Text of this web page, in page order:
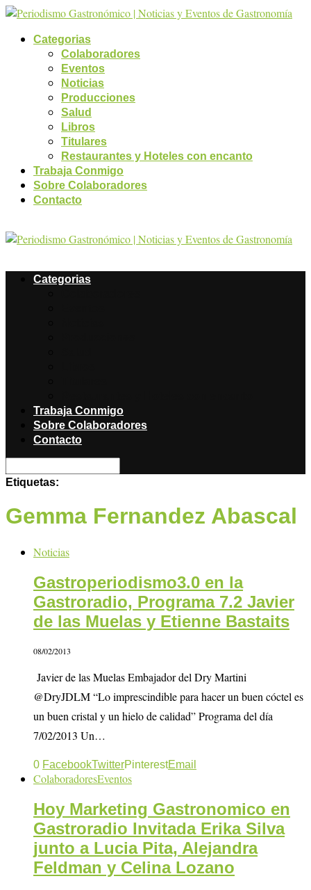
Categorias
Colaboradores
Eventos
Noticias
Producciones
Salud
Libros
Titulares
Restaurantes y Hoteles con encanto
Trabaja Conmigo
Sobre Colaboradores
Contacto
Categorias
Trabaja Conmigo
Sobre Colaboradores
Contacto
Etiquetas:
Gemma Fernandez Abascal
Noticias
Gastroperiodismo3.0 en la
Gastroradio, Programa 7.2 Javier
de las Muelas y Etienne Bastaits
08/02/2013
Javier de las Muelas Embajador del Dry Martini
@DryJDLM “Lo imprescindible para hacer un buen cóctel es
un buen cristal y un hielo de calidad” Programa del día
7/02/2013 Un…
0 FacebookTwitterPinterestEmail
ColaboradoresEventos
Hoy Marketing Gastronomico en
Gastroradio Invitada Erika Silva
junto a Lucia Pita, Alejandra
Feldman y Celina Lozano